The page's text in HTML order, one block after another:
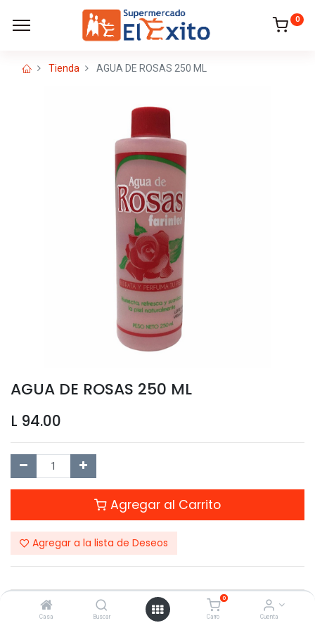
Casa Buscar
0
Carro Cuenta
0
Tienda AGUA DE ROSAS 250 ML
AGUA DE ROSAS 250 ML
L 94.00
Agregar al Carrito
Agregar a la lista de Deseos
Compartir este Producto: